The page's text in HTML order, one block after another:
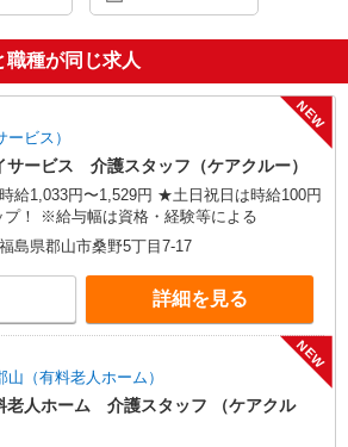
種が同じ求人
ビス）
NEW
サービス 介護スタッフ（ケアクルー）
時給1,033円〜1,529円 ★土日祝日は時給100円
プ！ ※給与幅は資格・経験等による
福島県郡山市桑野5丁目7-17
詳細を見る
（有料老人ホーム）
NEW
老人ホーム 介護スタッフ （ケアクル